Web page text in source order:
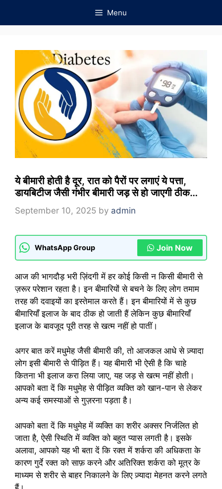
Menu
ये बीमारी होती है दूर, रात को पैरों पर लगाएं ये पत्ता,
डायबिटीज जैसी गंभीर बीमारी जड़ से हो जाएगी ठीक…
September 10, 2025 by admin
WhatsApp Group Join Now
आज की भागदौड़ भरी ज़िंदगी में हर कोई किसी न किसी बीमारी से
ज़रूर परेशान रहता है। इन बीमारियों से बचने के लिए लोग तमाम
तरह की दवाइयों का इस्तेमाल करते हैं। इन बीमारियों में से कुछ
बीमारियाँ इलाज के बाद ठीक हो जाती हैं लेकिन कुछ बीमारियाँ
इलाज के बावजूद पूरी तरह से खत्म नहीं हो पातीं।
अगर बात करें मधुमेह जैसी बीमारी की, तो आजकल आधे से ज़्यादा
लोग इसी बीमारी से पीड़ित हैं। यह बीमारी भी ऐसी है कि चाहे
कितना भी इलाज करा लिया जाए, यह जड़ से खत्म नहीं होती।
आपको बता दें कि मधुमेह से पीड़ित व्यक्ति को खान-पान से लेकर
अन्य कई समस्याओं से गुज़रना पड़ता है।
आपको बता दें कि मधुमेह में व्यक्ति का शरीर अक्सर निर्जलित हो
जाता है, ऐसी स्थिति में व्यक्ति को बहुत प्यास लगती है। इसके
अलावा, आपको यह भी बता दें कि रक्त में शर्करा की अधिकता के
कारण गुर्दे रक्त को साफ़ करने और अतिरिक्त शर्करा को मूत्र के
माध्यम से शरीर से बाहर निकालने के लिए ज़्यादा मेहनत करने लगते